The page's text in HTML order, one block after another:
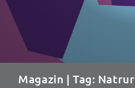
Magazin | Tag: Natrur